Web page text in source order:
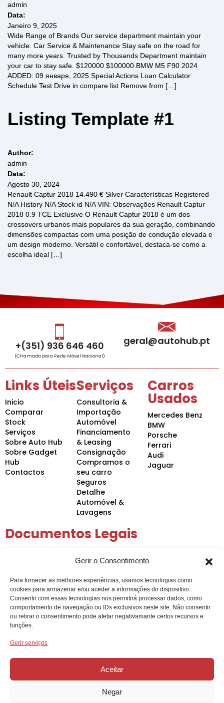
Gerir o Consentimento
Para fornecer as melhores experiências, usamos tecnologias como
cookies para armazenar e/ou aceder a informações do dispositivo.
Consentir com essas tecnologias nos permitirá processar dados, como
comportamento de navegação ou IDs exclusivos neste site. Não consentir
ou retirar o consentimento pode afetar negativamante certos recursos e
funções.
Gerir serviços
Aceitar
Negar
admin
Data:
Janeiro 9, 2025
Wide Range of Brands Our service department maintain your
vehicle. Car Service & Maintenance Stay safe on the road for
many more years. Trusted by Thousands Department maintain
your car to stay safe. $120000 $100000 BMW M5 F90 2024
ADDED: 09 января, 2025 Special Actions Loan Calculator
Schedule Test Drive in compare list Remove from […]
Listing Template #1
Author:
admin
Data:
Agosto 30, 2024
Renault Captur 2018 14.490 € Silver Características Registered
N/A History N/A Stock id N/A VIN: Observações Renault Captur
2018 0.9 TCE Exclusive O Renault Captur 2018 é um dos
crossovers urbanos mais populares da sua geração, combinando
dimensões compactas com uma posição de condução elevada e
um design moderno. Versátil e confortável, destaca-se como a
escolha ideal […]
+(351) 936 646 460
(Chamada para Rede Móvel Nacional)
geral@autohub.pt
Links Úteis
Inicio
Comparar
Stock
Serviços
Sobre Auto Hub
Sobre Gadget
Hub
Contactos
Serviços
Consultoria &
Importação
Automóvel
Financiamento
& Leasing
Consignação
Compramos o
seu carro
Seguros
Detalhe
Automóvel &
Lavagens
Carros
Usados
Mercedes Benz
BMW
Porsche
Ferrari
Audi
Jaguar
Documentos Legais
Política de Privacidade
Condições Gerais
Arbitragem de Conflitos
Intermediação de Crédito
Projeto Acelerar 2030, desenvolvido pela Condensado